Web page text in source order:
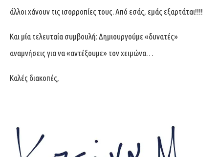
άλλοι χάνουν τις ισορροπίες τους. Από εσάς, εμάς εξαρτάται!!!!
Και μία τελευταία συμβουλή: Δημιουργούμε «δυνατές»
αναμνήσεις για να «αντέξουμε» τον χειμώνα…
Καλές διακοπές,